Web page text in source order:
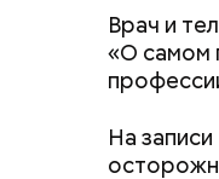
Врач и
«О самом
На